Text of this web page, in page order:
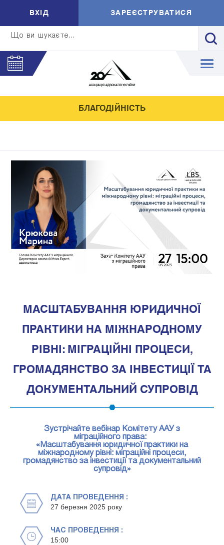
Що ви шукаєте...
ВXIД ЗАРЕЄСТРУВАТИСЯ
БЛАГОДІЙНІСТЬ
МАСШТАБУВАННЯ ЮРИДИЧНОЇ
ПРАКТИКИ НА МІЖНАРОДНОМУ
РІВНІ: МІГРАЦІЙНІ ПРОЦЕСИ,
ГРОМАДЯНСТВО ЗА ІНВЕСТИЦІЇ ТА
ДОКУМЕНТАЛЬНИЙ СУПРОВІД
Зустрічайте вебінар Комітету ААУ з
міграційного права:
«Масштабування юридичної практики на
міжнародному рівні: міграційні процеси,
громадянство за інвестиції та документальний
супровід»
ДАТА ПРОВЕДЕННЯ :
27 березня 2025 року
ЧАС ПРОВЕДЕННЯ :
15:00